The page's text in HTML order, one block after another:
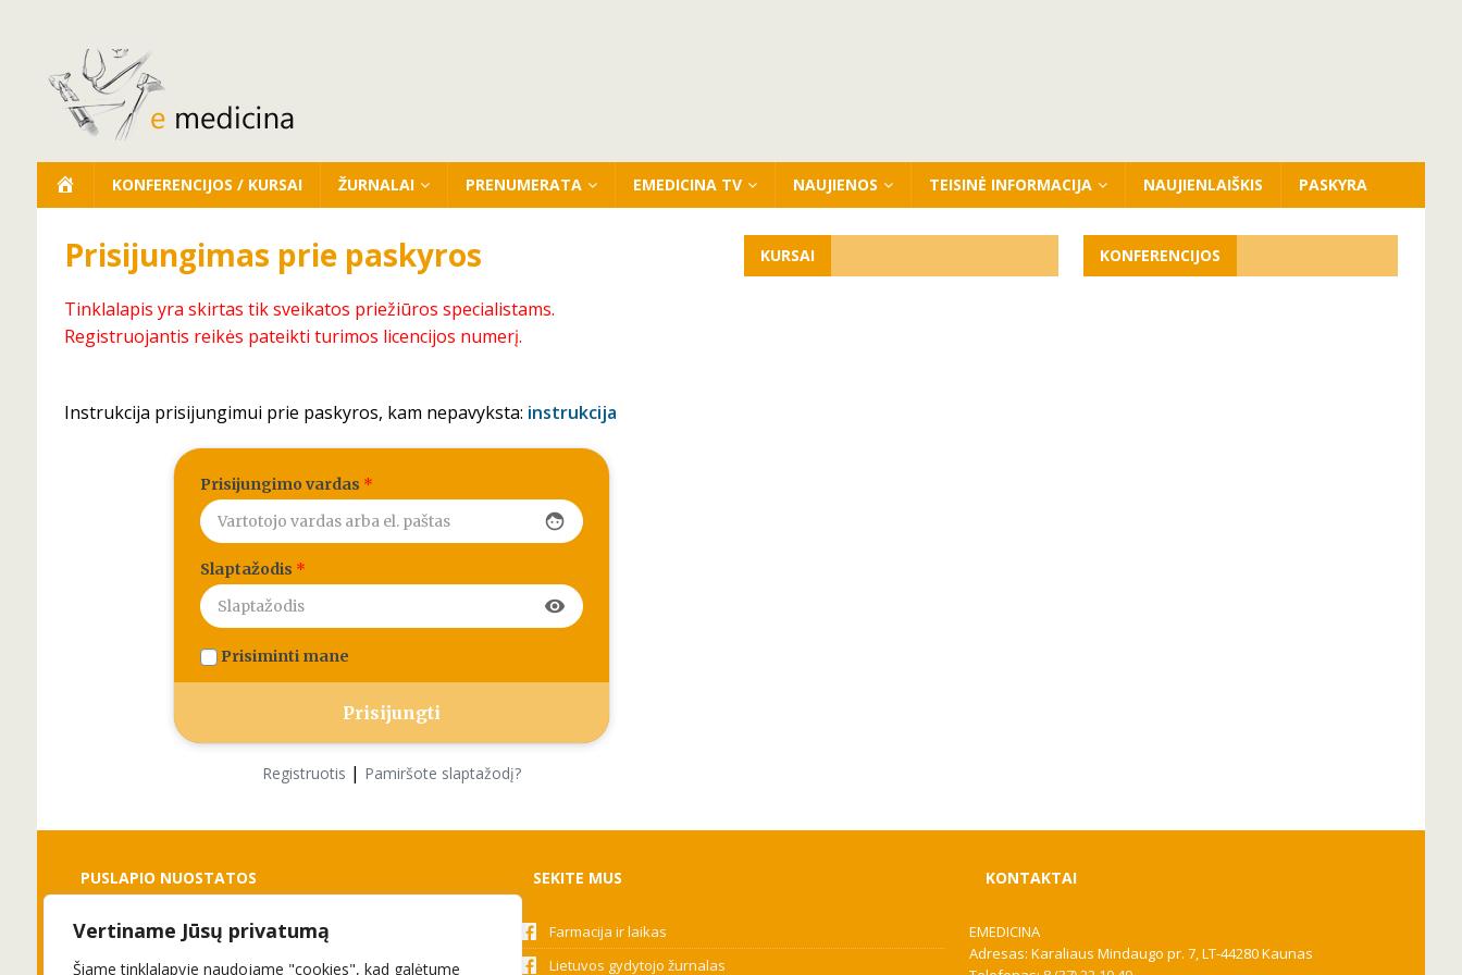
Vertiname Jūsų privatumą
Šiame tinklalapyje naudojame "cookies", kad galėtume
KONFERENCIJOS / KURSAI ŽURNALAI PRENUMERATA EMEDICINA TV NAUJIENOS TEISINĖ INFORMACIJA NAUJIENLAIŠKIS PASKYRA
Prisijungimas prie paskyros
Tinklalapis yra skirtas tik sveikatos priežiūros specialistams.
Registruojantis reikės pateikti turimos licencijos numerį.
Instrukcija prisijungimui prie paskyros, kam nepavyksta: instrukcija
Prisijungimo vardas *
face
Slaptažodis *
visibility
Prisiminti mane
Registruotis | Pamiršote slaptažodį?
KURSAI KONFERENCIJOS
PUSLAPIO NUOSTATOS
Slapukai
Privatumo politika
SEKITE MUS
Farmacija ir laikas
Lietuvos gydytojo žurnalas
KONTAKTAI
EMEDICINA
Adresas: Karaliaus Mindaugo pr. 7, LT-44280 Kaunas